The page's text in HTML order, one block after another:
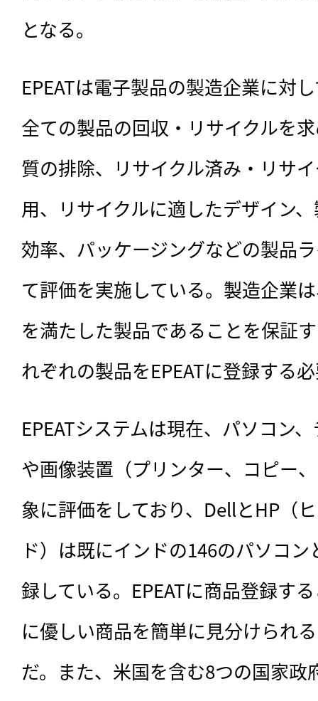
となる。
EPEATは電子製品の製造企業に対
全ての製品の回収・リサイクルを
質の排除、リサイクル済み・リサ
用、リサイクルに適したデザイン
効率、パッケージングなどの製品
て評価を実施している。製造企業
を満たした製品であることを保証
れぞれの製品をEPEATに登録する
EPEATシステムは現在、パソコン
や画像装置（プリンター、コピー
象に評価をしており、DellとHP（
ド）は既にインドの146のパソコ
録している。EPEATに商品登録す
に優しい商品を簡単に見分けられ
だ。また、米国を含む8つの国家政